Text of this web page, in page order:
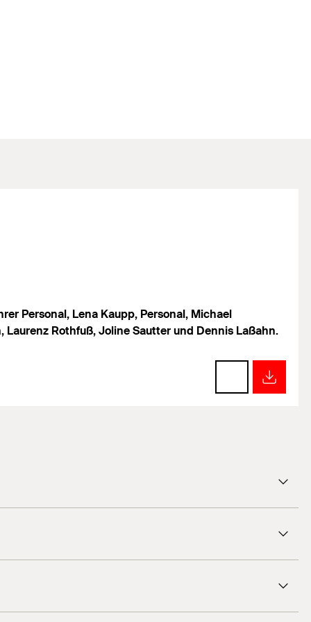
Personal, Lena Kaupp, Personal, Michael
Rothfuß, Joline Sautter und Dennis Laßahn.